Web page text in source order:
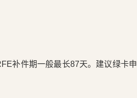
补件期一般最长87天。建议绿卡申